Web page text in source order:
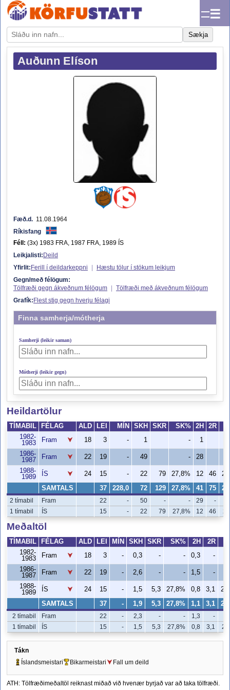
☰
Sækja
Auðunn Elíson
Fæð.d. 11.08.1964
Ríkisfang
Féll: (3x) 1983 FRA, 1987 FRA, 1989 ÍS
Leikjalisti: Deild
Yfirlit: Ferill í deildarkeppni
Hæstu tölur í stökum leikjum
Gegn/með félögum:
Tölfræði gegn ákveðnum félögum
Tölfræði með ákveðnum félögum
Grafík: Flest stig gegn hverju félagi
Finna samherja/mótherja
Samherji (leikir saman)
Mótherji (leikir gegn)
Heildartölur
TÍMABIL FÉLAG ALD LEI MÍN SKH SKR SK% 2H 2R
1982-
1983
Fram 18 3 - 1 -
1
1986-
1987
Fram 22 19 - 49 -
28
1988-
1989
ÍS 24 15 - 22 79 27,8% 12 46
SAMTALS 37 228,0 72 129 27,8% 41 75
2 tímabil Fram 22 - 50 - - 29
-
1 tímabil
ÍS 15 - 22 79 27,8% 12 46
Meðaltöl
TÍMABIL FÉLAG ALD LEI MÍN SKH SKR SK% 2H 2R
1982-
1983
Fram 18 3 - 0,3 - - 0,3
-
1986-
1987
Fram 22 19 - 2,6 - - 1,5
-
1988-
1989
ÍS 24 15 - 1,5 5,3 27,8% 0,8 3,1
SAMTALS 37 - 1,9 5,3 27,8% 1,1 3,1
2 tímabil Fram 22 - 2,3 - - 1,3
-
1 tímabil
ÍS 15 - 1,5 5,3 27,8% 0,8 3,1
Tákn
Íslandsmeistari
Bikarmeistari Fall um deild
ATH: Tölfræðimeðaltöl reiknast miðað við hvenær byrjað var að taka tölfræði.